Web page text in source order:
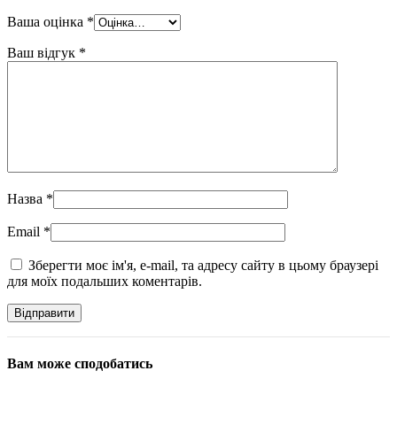
Ваша оцінка *
Ваш відгук *
Назва *
Email *
Зберегти моє ім'я, e-mail, та адресу сайту в цьому браузері
для моїх подальших коментарів.
Вам може сподобатись